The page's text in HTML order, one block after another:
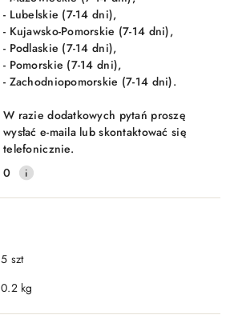
- Lubelskie (7-14 dni),
- Kujawsko-Pomorskie (7-14 dni),
- Podlaskie (7-14 dni),
- Pomorskie (7-14 dni),
- Zachodniopomorskie (7-14 dni).
W razie dodatkowych pytań proszę
wysłać e-maila lub skontaktować się
telefonicznie.
0
5 szt
0.2 kg